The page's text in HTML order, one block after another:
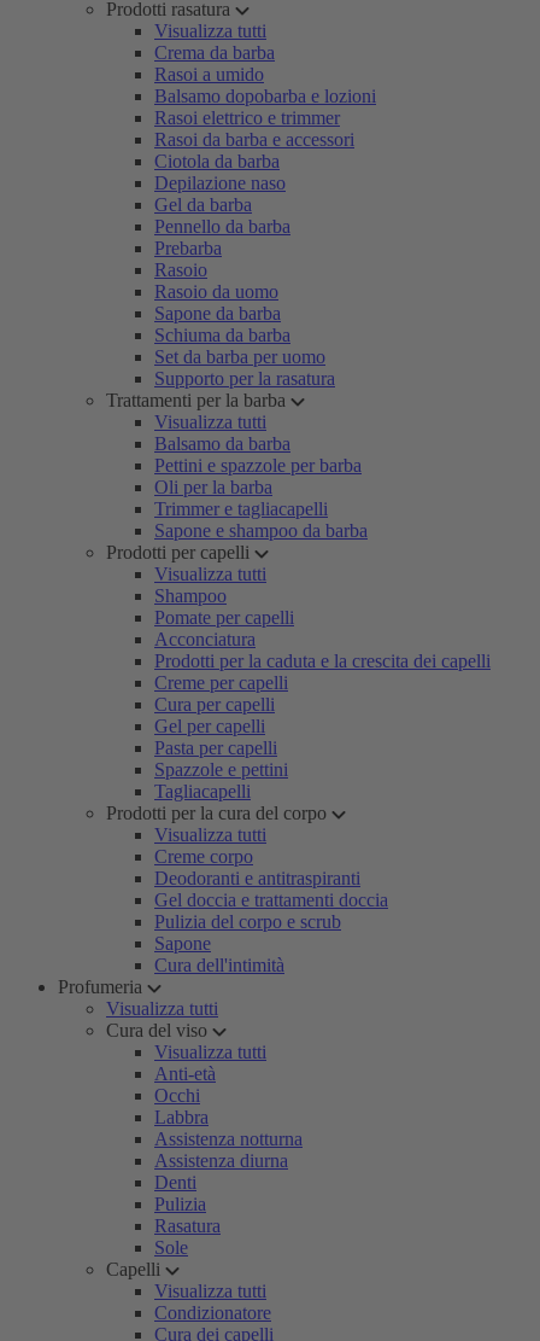
Prodotti rasatura
Visualizza tutti
Crema da barba
Rasoi a umido
Balsamo dopobarba e lozioni
Rasoi elettrico e trimmer
Rasoi da barba e accessori
Ciotola da barba
Depilazione naso
Gel da barba
Pennello da barba
Prebarba
Rasoio
Rasoio da uomo
Sapone da barba
Schiuma da barba
Set da barba per uomo
Supporto per la rasatura
Trattamenti per la barba
Visualizza tutti
Balsamo da barba
Pettini e spazzole per barba
Oli per la barba
Trimmer e tagliacapelli
Sapone e shampoo da barba
Prodotti per capelli
Visualizza tutti
Shampoo
Pomate per capelli
Acconciatura
Prodotti per la caduta e la crescita dei capelli
Creme per capelli
Cura per capelli
Gel per capelli
Pasta per capelli
Spazzole e pettini
Tagliacapelli
Prodotti per la cura del corpo
Visualizza tutti
Creme corpo
Deodoranti e antitraspiranti
Gel doccia e trattamenti doccia
Pulizia del corpo e scrub
Sapone
Cura dell'intimità
Profumeria
Visualizza tutti
Cura del viso
Visualizza tutti
Anti-età
Occhi
Labbra
Assistenza notturna
Assistenza diurna
Denti
Pulizia
Rasatura
Sole
Capelli
Visualizza tutti
Condizionatore
Cura dei capelli